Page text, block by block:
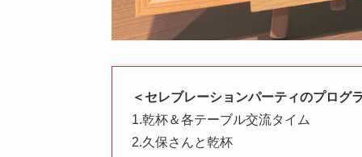
＜セレブレーションパーティのプログ
1.乾杯＆各テーブル交流タイム
2.久保さんと乾杯